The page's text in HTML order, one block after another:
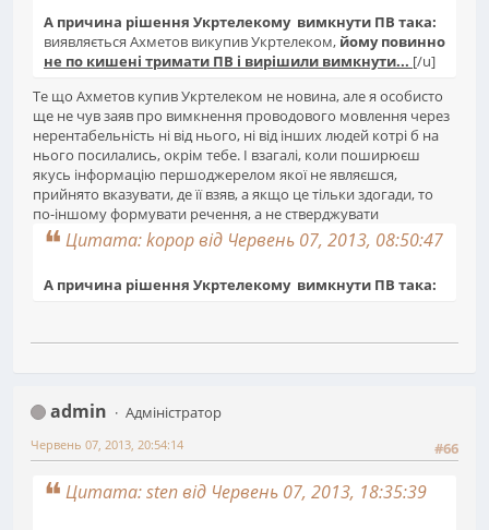
А причина рішення Укртелекому вимкнути ПВ така:
виявляється Ахметов викупив Укртелеком, йому повинно
не по кишені тримати ПВ і вирішили вимкнути... [/u]
Те що Ахметов купив Укртелеком не новина, але я особисто
ще не чув заяв про вимкнення проводового мовлення через
нерентабельність ні від нього, ні від інших людей котрі б на
нього посилались, окрім тебе. І взагалі, коли поширюєш
якусь інформацію першоджерелом якої не являєшся,
прийнято вказувати, де її взяв, а якщо це тільки здогади, то
по-іншому формувати речення, а не стверджувати
Цитата: kopop від Червень 07, 2013, 08:50:47
А причина рішення Укртелекому вимкнути ПВ така:
admin
Адміністратор
#66
Червень 07, 2013, 20:54:14
Цитата: sten від Червень 07, 2013, 18:35:39